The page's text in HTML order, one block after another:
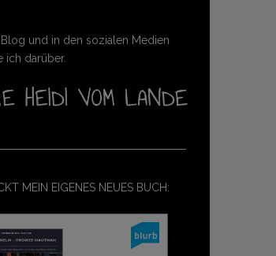
und in den sozialen Medien
ich darüber.
MEIN EIGENES NEUES BUCH: